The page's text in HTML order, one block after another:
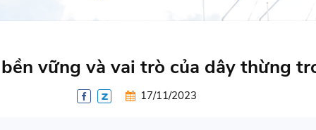
vững và vai trò của dây thừng
17/11/2023